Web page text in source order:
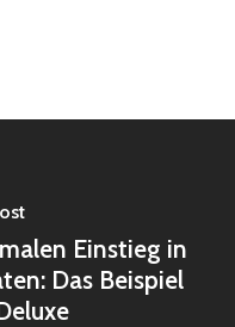
Einstieg in
Das Beispiel